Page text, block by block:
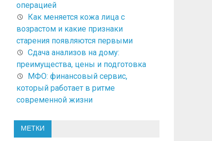
операцией
Как меняется кожа лица с
возрастом и какие признаки
старения появляются первыми
Сдача анализов на дому:
преимущества, цены и подготовка
МФО: финансовый сервис,
который работает в ритме
современной жизни
МЕТКИ